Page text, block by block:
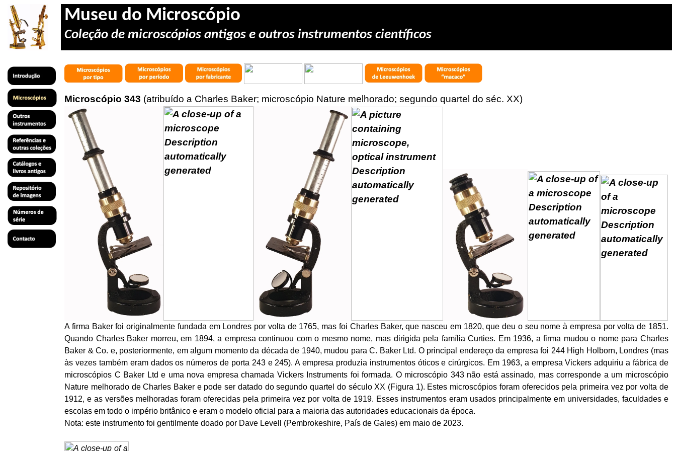
Museu do Microscópio
Coleção de microscópios antigos e outros instrumentos científicos
Microscópio 343 (atribuído a Charles Baker; microscópio Nature melhorado; segundo quartel do séc. XX)
A firma Baker foi originalmente fundada em Londres por volta de 1765, mas foi Charles Baker, que nasceu em 1820, que deu o seu nome à empresa por volta de 1851.
Quando Charles Baker morreu, em 1894, a empresa continuou com o mesmo nome, mas dirigida pela família Curties. Em 1936, a firma mudou o nome para Charles
Baker & Co. e, posteriormente, em algum momento da década de 1940, mudou para C. Baker Ltd. O principal endereço da empresa foi 244 High Holborn, Londres (mas
às vezes também eram dados os números de porta 243 e 245). A empresa produzia instrumentos óticos e cirúrgicos. Em 1963, a empresa Vickers adquiriu a fábrica de
microscópios C Baker Ltd e uma nova empresa chamada Vickers Instruments foi formada. O microscópio 343 não está assinado, mas corresponde a um microscópio
Nature melhorado de Charles Baker e pode ser datado do segundo quartel do século XX (Figura 1). Estes microscópios foram oferecidos pela primeira vez por volta de
1912, e as versões melhoradas foram oferecidas pela primeira vez por volta de 1919. Esses instrumentos eram usados ​​principalmente em universidades, faculdades e
escolas em todo o império britânico e eram o modelo oficial para a maioria das autoridades educacionais da época.
Nota: este instrumento foi gentilmente doado por Dave Levell (Pembrokeshire, País de Gales) em maio de 2023.